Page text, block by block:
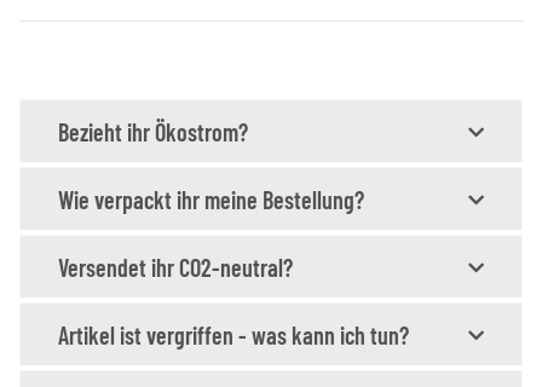
Bezieht ihr Ökostrom?
Wie verpackt ihr meine Bestellung?
Versendet ihr CO2-neutral?
Artikel ist vergriffen - was kann ich tun?